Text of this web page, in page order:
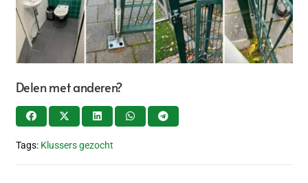
Delen met anderen?
Tags: Klussers gezocht